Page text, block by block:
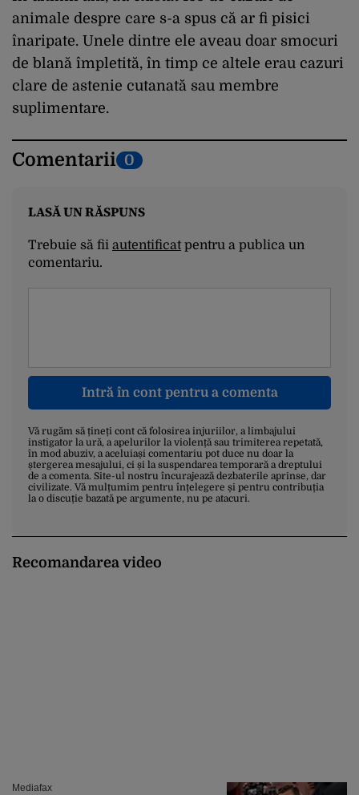
animale despre care s-a spus că ar fi pisici
înaripate. Unele dintre ele aveau doar smocuri
de blană împletită, în timp ce altele erau cazuri
clare de astenie cutanată sau membre
suplimentare.
Comentarii 0
LASĂ UN RĂSPUNS
Trebuie să fii autentificatpentru a publica un
comentariu.
Intră în cont pentru a comenta
Vă rugăm să țineți cont că folosirea injuriilor, a limbajului
instigator la ură, a apelurilor la violență sau trimiterea repetată,
în mod abuziv, a aceluiași comentariu pot duce nu doar la
ștergerea mesajului, ci și la suspendarea temporară a dreptului
de a comenta. Site-ul nostru încurajează dezbaterile aprinse, dar
civilizate. Vă mulțumim pentru înțelegere și pentru contribuția
la o discuție bazată pe argumente, nu pe atacuri.
Recomandarea video
Mediafax